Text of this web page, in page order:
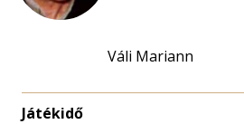
Váli Mariann
Játékidő